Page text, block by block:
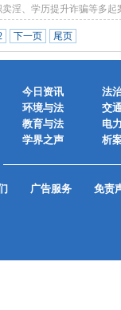
淫、学历提升诈骗等多
下一页 尾页
今日资讯
法
环境与法
交
教育与法
电
学界之声 析
广告服务 免责